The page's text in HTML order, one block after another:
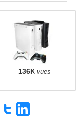
136K vues